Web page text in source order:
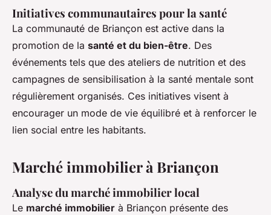
Initiatives communautaires pour la santé
La communauté de Briançon est active dans la
promotion de la santé et du bien-être. Des
événements tels que des ateliers de nutrition et des
campagnes de sensibilisation à la santé mentale sont
régulièrement organisés. Ces initiatives visent à
encourager un mode de vie équilibré et à renforcer le
lien social entre les habitants.
Marché immobilier à Briançon
Analyse du marché immobilier local
Le marché immobilier à Briançon présente des